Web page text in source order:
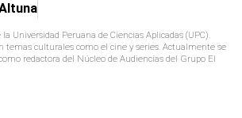
la Universidad Peruana de Ciencias Aplicadas (UPC).
temas culturales como el cine y series. Actualmente se
redactora del Núcleo de Audiencias del Grupo El